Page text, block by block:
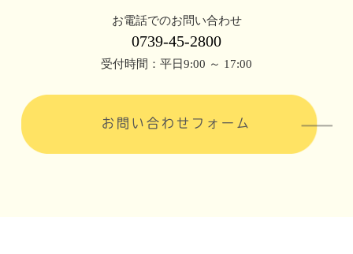
お電話でのお問い合わせ
0739-45-2800
受付時間：平日9:00 ～ 17:00
お問い合わせフォーム